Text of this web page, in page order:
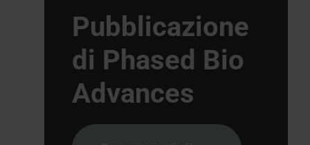
Pubblicazione
di Phased Bio
Advances